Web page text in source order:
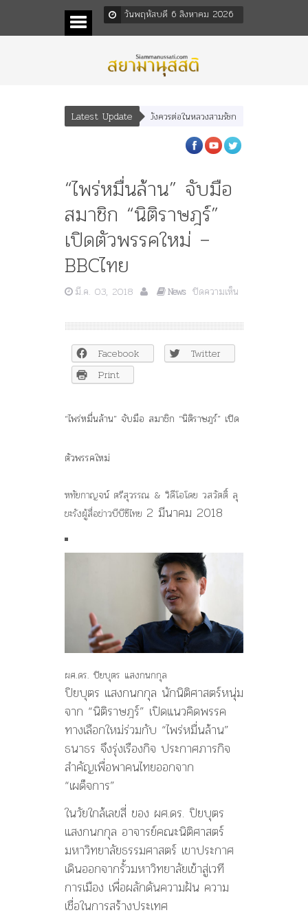
วันพฤหัสบดี 6 สิงหาคม 2026
Latest Update
งอดีตคณะราษฎร หลังกระทำมิบังควรต่อในหลวงสามรัชกาล ร่วมกว่า 80ปี
“ไพร่หมื่นล้าน” จับมือ
สมาชิก “นิติราษฎร์”
เปิดตัวพรรคใหม่ –
BBCไทย
มี.ค. 03, 2018 News ปิดความเห็น
“ไพร่
หมื่น
ล้าน”
จับ
สมาชิก
ราษฎร์”
พรรค
BBCไทย
Facebook
Twitter
Print
“ไพร่หมื่นล้าน” จับมือ สมาชิก “นิติราษฎร์” เปิด
ตัวพรรคใหม่
หทัยกาญจน์ ตรีสุวรรณ & วิดีโอโดย วสวัตติ์ ลุ
ขะรังผู้สื่อข่าวบีบีซีไทย 2 มีนาคม 2018
ผศ.ดร. ปิยบุตร แสงกนกกุล
ปิยบุตร แสงกนกกุล นักนิติศาสตร์หนุ่ม
จาก “นิติราษฎร์” เปิดแนวคิดพรรค
ทางเลือกใหม่ร่วมกับ “ไพร่หมื่นล้าน”
ธนาธร จึงรุ่งเรืองกิจ ประกาศภารกิจ
สำคัญเพื่อพาคนไทยออกจาก
“เผด็จการ”
ในวัยใกล้เลขสี่ ของ ผศ.ดร. ปิยบุตร
แสงกนกกุล อาจารย์คณะนิติศาสตร์
มหาวิทยาลัยธรรมศาสตร์ เขาประกาศ
เดินออกจากรั้วมหาวิทยาลัยเข้าสู่เวที
การเมือง เพื่อผลักดันความฝัน ความ
เชื่อในการสร้างประเทศ